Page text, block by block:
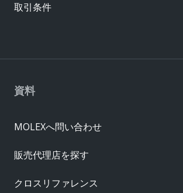
資料
MOLEXへ問い合わせ
販売代理店を探す
クロスリファレンス
取引条件